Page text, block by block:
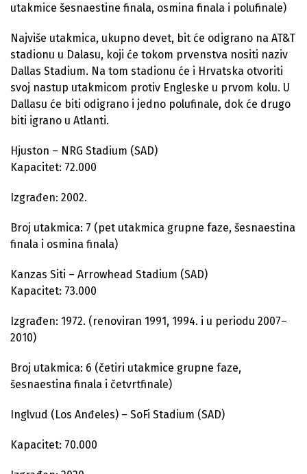
utakmice šesnaestine finala, osmina finala i polufinale)
Najviše utakmica, ukupno devet, bit će odigrano na AT&T
stadionu u Dalasu, koji će tokom prvenstva nositi naziv
Dallas Stadium. Na tom stadionu će i Hrvatska otvoriti
svoj nastup utakmicom protiv Engleske u prvom kolu. U
Dallasu će biti odigrano i jedno polufinale, dok će drugo
biti igrano u Atlanti.
Hjuston – NRG Stadium (SAD)
Kapacitet: 72.000
Izgrađen: 2002.
Broj utakmica: 7 (pet utakmica grupne faze, šesnaestina
finala i osmina finala)
Kanzas Siti – Arrowhead Stadium (SAD)
Kapacitet: 73.000
Izgrađen: 1972. (renoviran 1991, 1994. i u periodu 2007–
2010)
Broj utakmica: 6 (četiri utakmice grupne faze,
šesnaestina finala i četvrtfinale)
Inglvud (Los Anđeles) – SoFi Stadium (SAD)
Kapacitet: 70.000